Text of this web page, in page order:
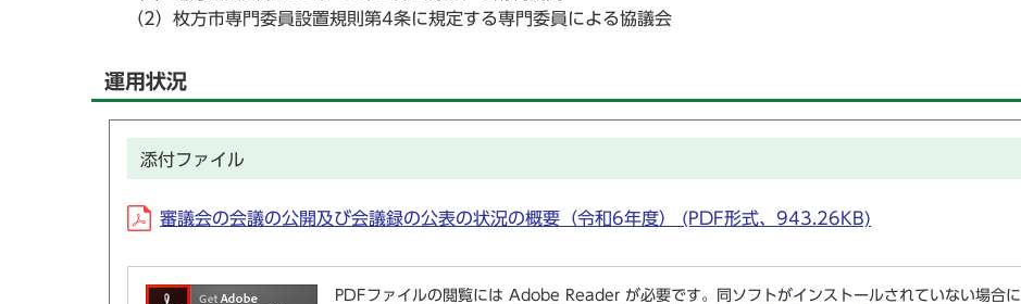
（2）枚方市専門委員設置規則第4条に規定する専門委員による協議会
運用状況
添付ファイル
審議会の会議の公開及び会議録の公表の状況の概要（令和6年度） (PDF形式、943.26KB)
PDFファイルの閲覧には Adobe Reader が必要です。同ソフトがインストールされていない場合に